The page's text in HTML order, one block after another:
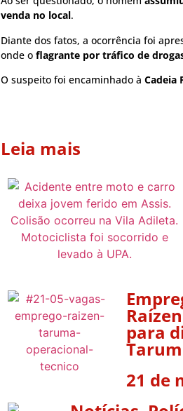
venda no local.
Diante dos fatos, a ocorrência foi
onde o flagrante por tráfico de
O suspeito foi encaminhado à Cadeia
Leia mais
para
21 de